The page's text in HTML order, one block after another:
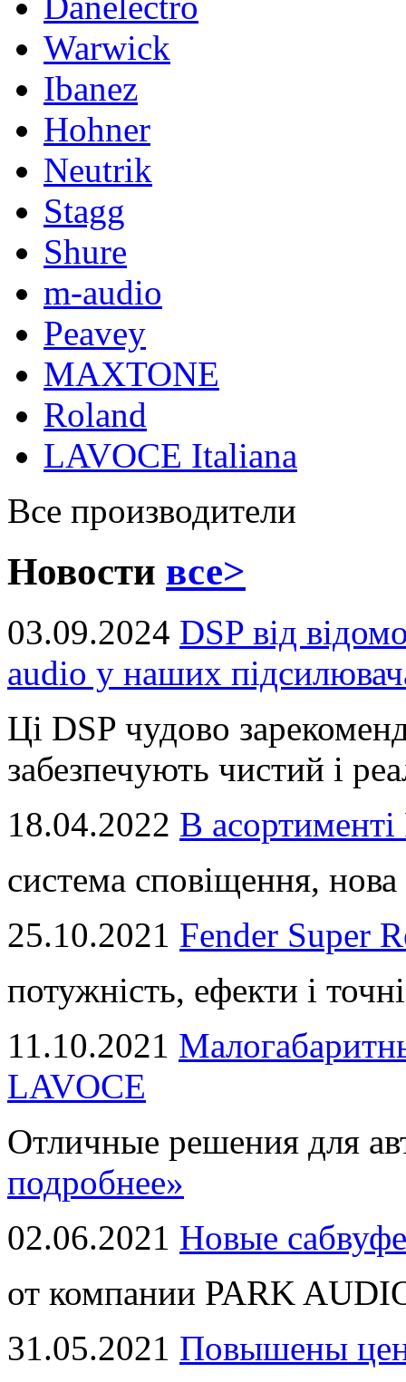
Warwick
Ibanez
Hohner
Neutrik
Stagg
Shure
m-audio
Peavey
MAXTONE
Roland
LAVOCE Italiana
Все производители
Новости все>
03.09.2024 DSP від
audio у наших
Ці DSP чудово
забезпечують чистий і
18.04.2022 В
система сповіщення,
25.10.2021 Fender Super
потужність, ефекти і
11.10.2021
LAVOCE
Отличные решения для
подробнее»
02.06.2021 Новые
от компании PARK
31.05.2021 Повышены